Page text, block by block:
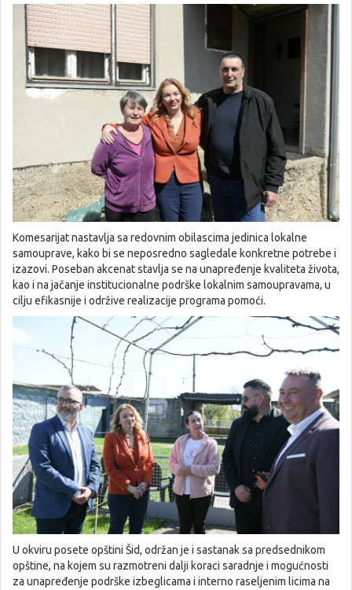
Komesarijat nastavlja sa redovnim obilascima jedinica lokalne
samouprave, kako bi se neposredno sagledale konkretne potrebe i
izazovi. Poseban akcenat stavlja se na unapređenje kvaliteta života,
kao i na jačanje institucionalne podrške lokalnim samoupravama, u
cilju efikasnije i održive realizacije programa pomoći.
U okviru posete opštini Šid, održan je i sastanak sa predsednikom
opštine, na kojem su razmotreni dalji koraci saradnje i mogućnosti
za unapređenje podrške izbeglicama i interno raseljenim licima na